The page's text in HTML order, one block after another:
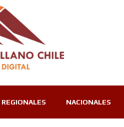
REGIONALES NACIONALES